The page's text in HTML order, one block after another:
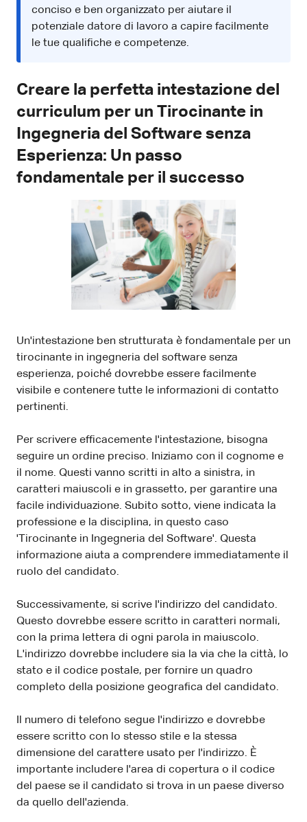
conciso e ben organizzato per aiutare il
potenziale datore di lavoro a capire facilmente
le tue qualifiche e competenze.
Creare la perfetta intestazione del
curriculum per un Tirocinante in
Ingegneria del Software senza
Esperienza: Un passo
fondamentale per il successo
Un'intestazione ben strutturata è fondamentale per un
tirocinante in ingegneria del software senza
esperienza, poiché dovrebbe essere facilmente
visibile e contenere tutte le informazioni di contatto
pertinenti.
Per scrivere efficacemente l'intestazione, bisogna
seguire un ordine preciso. Iniziamo con il cognome e
il nome. Questi vanno scritti in alto a sinistra, in
caratteri maiuscoli e in grassetto, per garantire una
facile individuazione. Subito sotto, viene indicata la
professione e la disciplina, in questo caso
'Tirocinante in Ingegneria del Software'. Questa
informazione aiuta a comprendere immediatamente il
ruolo del candidato.
Successivamente, si scrive l'indirizzo del candidato.
Questo dovrebbe essere scritto in caratteri normali,
con la prima lettera di ogni parola in maiuscolo.
L'indirizzo dovrebbe includere sia la via che la città, lo
stato e il codice postale, per fornire un quadro
completo della posizione geografica del candidato.
Il numero di telefono segue l'indirizzo e dovrebbe
essere scritto con lo stesso stile e la stessa
dimensione del carattere usato per l'indirizzo. È
importante includere l'area di copertura o il codice
del paese se il candidato si trova in un paese diverso
da quello dell'azienda.